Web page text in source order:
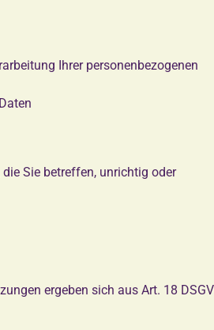
Ihrer personenbezogenen
Sie betreffen, unrichtig oder
ergeben sich aus Art. 18